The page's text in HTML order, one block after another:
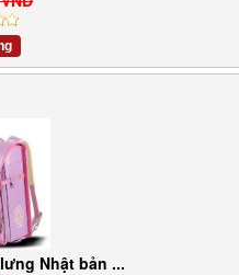
Nhật bản ...